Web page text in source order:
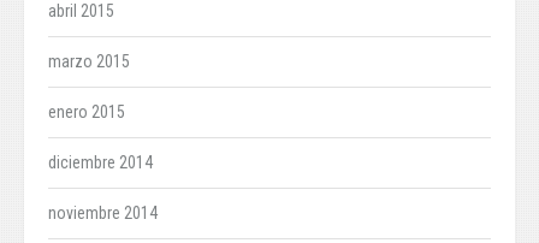
abril 2015
marzo 2015
enero 2015
diciembre 2014
noviembre 2014